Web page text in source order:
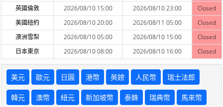
英國倫敦
2026/08/10 15:00 2026/08/10 23:00
Closed
美國紐約
2026/08/10 20:00 2026/08/11 05:00
Closed
澳洲雪梨
2026/08/10 05:00 2026/08/10 15:00
Closed
日本東京
2026/08/10 08:00 2026/08/10 16:00 Closed
美元 歐元 日圓 港幣 英鎊 人民幣 瑞士法郎
韓元 澳幣 紐元 新加坡幣 泰銖 瑞典幣 馬來幣